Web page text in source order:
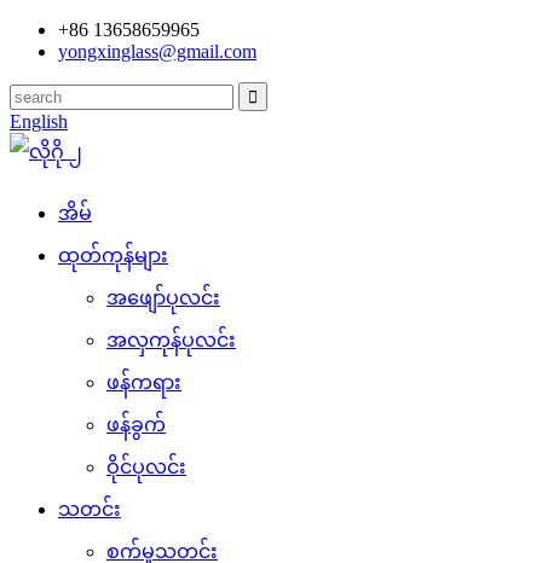
+86 13658659965
yongxinglass@gmail.com
English
အိမ်
ထုတ်ကုန်များ
အဖျော်ပုလင်း
အလှကုန်ပုလင်း
ဖန်ကရား
ဖန်ခွက်
ဝိုင်ပုလင်း
သတင်း
စက်မှုသတင်း